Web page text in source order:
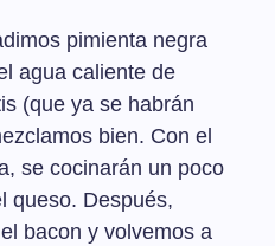
pimienta negra
agua caliente de
(que ya se habrán
bien. Con el
se cocinarán un poco
queso. Después,
bacon y volvemos a